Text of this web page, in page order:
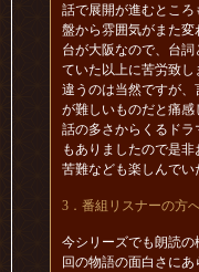
話で展開が進むとこ
盤から雰囲気がまた
台が大阪なので、台
ていた以上に苦労致
違うのは当然ですが、
が難しいものだと痛
話の多さからくるド
もありましたので是
苦難なども楽しんでい
3．番組リスナーの方
今シリーズでも朗読
回の物語の面白さに